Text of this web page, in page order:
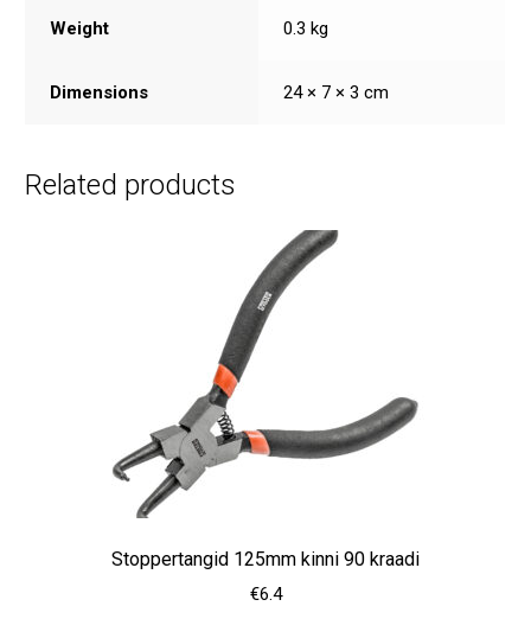
Weight 0.3 kg
Dimensions 24 × 7 × 3 cm
Related products
Stoppertangid 125mm kinni 90 kraadi
€6.4